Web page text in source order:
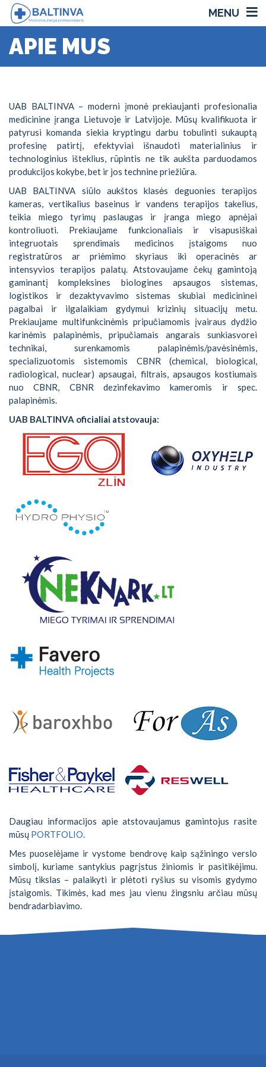
MENU
APIE MUS
UAB BALTINVA – moderni įmonė prekiaujanti profesionalia
medicinine įranga Lietuvoje ir Latvijoje. Mūsų kvalifikuota ir
patyrusi komanda siekia kryptingu darbu tobulinti sukauptą
profesinę patirtį, efektyviai išnaudoti materialinius ir
technologinius išteklius, rūpintis ne tik aukšta parduodamos
produkcijos kokybe, bet ir jos technine priežiūra.
UAB BALTINVA siūlo aukštos klasės deguonies terapijos
kameras, vertikalius baseinus ir vandens terapijos takelius,
teikia miego tyrimų paslaugas ir įranga miego apnėjai
kontroliuoti. Prekiaujame funkcionaliais ir visapusiškai
integruotais sprendimais medicinos įstaigoms nuo
registratūros ar priėmimo skyriaus iki operacinės ar
intensyvios terapijos palatų. Atstovaujame čekų gamintoją
gaminantį kompleksines biologines apsaugos sistemas,
logistikos ir dezaktyvavimo sistemas skubiai medicininei
pagalbai ir ilgalaikiam gydymui krizinių situacijų metu.
Prekiaujame multifunkcinėmis pripučiamomis įvairaus dydžio
karinėmis palapinėmis, pripučiamais angarais sunkiasvorei
technikai, surenkamomis palapinėmis/pavėsinėmis,
specializuotomis sistemomis CBNR (chemical, biological,
radiological, nuclear) apsaugai, filtrais, apsaugos kostiumais
nuo CBNR, CBNR dezinfekavimo kameromis ir spec.
palapinėmis.
UAB BALTINVA oficialiai atstovauja:
Daugiau informacijos apie atstovaujamus gamintojus rasite
mūsų PORTFOLIO.
Mes puoselėjame ir vystome bendrovę kaip sąžiningo verslo
simbolį, kuriame santykius pagrįstus žiniomis ir pasitikėjimu.
Mūsų tikslas – palaikyti ir plėtoti ryšius su visomis gydymo
įstaigomis. Tikimės, kad mes jau vienu žingsniu arčiau mūsų
bendradarbiavimo.